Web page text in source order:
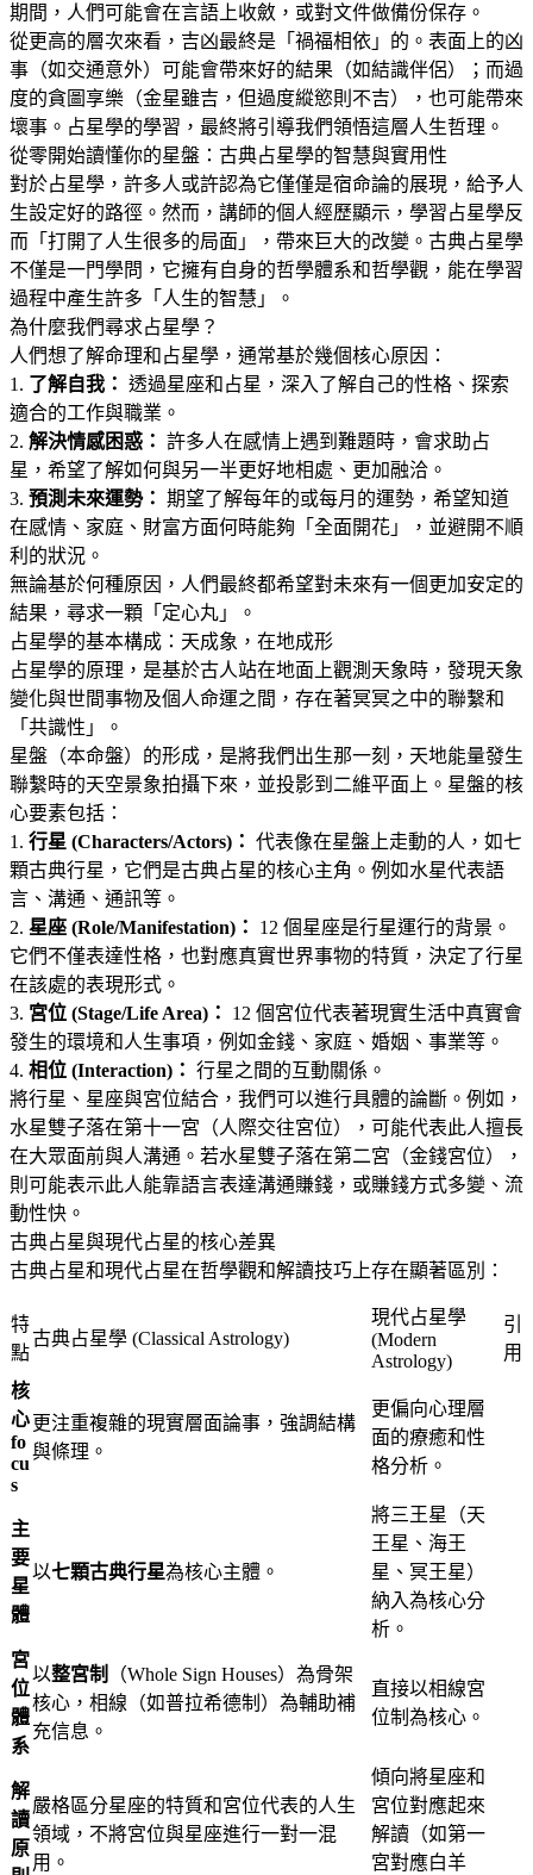
期間，人們可能會在言語上收斂，或對文件做備份保存 。
從更高的層次來看，吉凶最終是「禍福相依」的 。表面上的凶
事（如交通意外）可能會帶來好的結果（如結識伴侶）；而過
度的貪圖享樂（金星雖吉，但過度縱慾則不吉），也可能帶來
壞事 。占星學的學習，最終將引導我們領悟這層人生哲理 。
從零開始讀懂你的星盤：古典占星學的智慧與實用性
對於占星學，許多人或許認為它僅僅是宿命論的展現，給予人
生設定好的路徑 。然而，講師的個人經歷顯示，學習占星學反
而「打開了人生很多的局面」，帶來巨大的改變 。古典占星學
不僅是一門學問，它擁有自身的哲學體系和哲學觀，能在學習
過程中產生許多「人生的智慧」
。
為什麼我們尋求占星學？
人們想了解命理和占星學，通常基於幾個核心原因 ：
1. 了解自我： 透過星座和占星，深入了解自己的性格、探索
適合的工作與職業 。
2. 解決情感困惑： 許多人在感情上遇到難題時，會求助占
星，希望了解如何與另一半更好地相處、更加融洽 。
3. 預測未來運勢： 期望了解每年的或每月的運勢，希望知道
在感情、家庭、財富方面何時能夠「全面開花」，並避開不順
利的狀況 。
無論基於何種原因，人們最終都希望對未來有一個更加安定的
結果，尋求一顆「定心丸」
。
占星學的基本構成：天成象，在地成形
占星學的原理，是基於古人站在地面上觀測天象時，發現天象
變化與世間事物及個人命運之間，存在著冥冥之中的聯繫和
「共識性」
。
星盤（本命盤）的形成，是將我們出生那一刻，天地能量發生
聯繫時的天空景象拍攝下來，並投影到二維平面上 。星盤的核
心要素包括 ：
1. 行星 (Characters/Actors)： 代表像在星盤上走動的人，如七
顆古典行星，它們是古典占星的核心主角 。例如水星代表語
言、溝通、通訊等 。
2. 星座 (Role/Manifestation)： 12 個星座是行星運行的背景 。
它們不僅表達性格，也對應真實世界事物的特質，決定了行星
在該處的表現形式 。
3. 宮位 (Stage/Life Area)：
12 個宮位代表著現實生活中真實會
發生的環境和人生事項，例如金錢、家庭、婚姻、事業等 。
4. 相位 (Interaction)： 行星之間的互動關係 。
將行星、星座與宮位結合，我們可以進行具體的論斷。例如，
水星雙子落在第十一宮（人際交往宮位），可能代表此人擅長
在大眾面前與人溝通 。若水星雙子落在第二宮（金錢宮位），
則可能表示此人能靠語言表達溝通賺錢，或賺錢方式多變、流
動性快 。
古典占星與現代占星的核心差異
古典占星和現代占星在哲學觀和解讀技巧上存在顯著區別
：
特
點
古典占星學 (Classical Astrology)
現代占星學
(Modern
Astrology)
引
用
核
心
fo
cu
s
更注重複雜的現實層面論事，強調結構
與條理 。
更偏向心理層
面的療癒和性
格分析 。
主
要
星
體
以七顆古典行星為核心主體 。
將三王星（天
王星、海王
星、冥王星）
納入為核心分
析 。
宮
位
體
系
以整宮制
（Whole Sign Houses）為骨架
核心，相線（如普拉希德制）為輔助補
充信息 。
直接以相線宮
位制為核心 。
解
讀
原
嚴格區分星座的特質和宮位代表的人生
領域，不將宮位與星座進行一對一混
用 。
傾向將星座和
宮位對應起來
解讀（如第一
宮對應白羊